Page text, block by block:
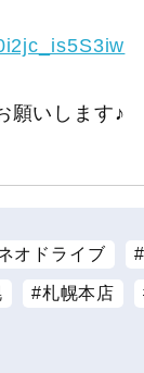
願いします♪
オドライブ
札幌本店